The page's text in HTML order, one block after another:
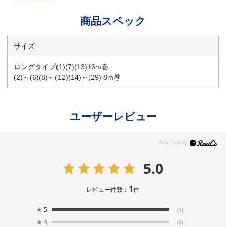
商品スペック
サイズ
ロングタイプ(1)(7)(13)16m巻
(2)～(6)(8)～(12)(14)～(29) 8m巻
ユーザーレビュー
5.0
レビュー件数： 1件
★ 5 (1)
★ 4 (0)